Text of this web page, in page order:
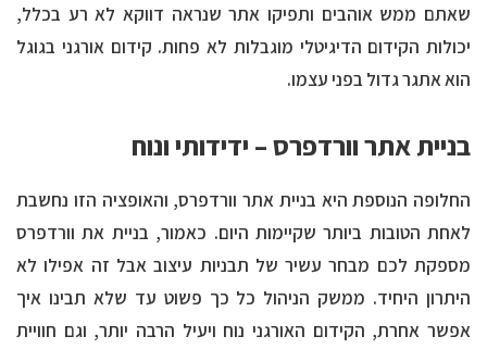
שאתם ממש אוהבים ותפיקו אתר שנראה דווקא לא רע בכלל,
יכולות הקידום הדיגיטלי מוגבלות לא פחות. קידום אורגני בגוגל
הוא אתגר גדול בפני עצמו.
בניית אתר וורדפרס – ידידותי ונוח
החלופה הנוספת היא בניית אתר וורדפרס, והאופציה הזו נחשבת
לאחת הטובות ביותר שקיימות היום. כאמור, בניית את וורדפרס
מספקת לכם מבחר עשיר של תבניות עיצוב אבל זה אפילו לא
היתרון היחיד. ממשק הניהול כל כך פשוט עד שלא תבינו איך
אפשר אחרת, הקידום האורגני נוח ויעיל הרבה יותר, וגם חוויית